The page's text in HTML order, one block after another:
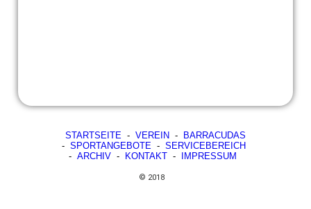
STARTSEITE- VEREIN -
BARRACUDAS
-SPORTANGEBOTE -SERVICEBEREICH
- ARCHIV- KONTAKT- IMPRESSUM
© 2018